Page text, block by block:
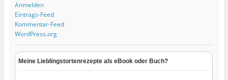
Anmelden
Eintrags-Feed
Kommentar-Feed
WordPress.org
Meine Lieblingstortenrezepte als eBook oder Buch?